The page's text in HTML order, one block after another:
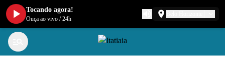
Tocando agora!
Ouça ao vivo /24h